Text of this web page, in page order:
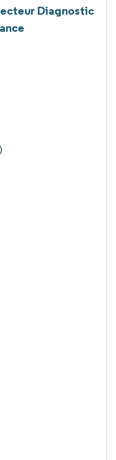
Diagnostic